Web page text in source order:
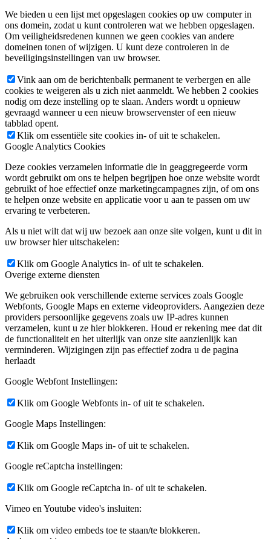
We bieden u een lijst met opgeslagen cookies op uw computer in
ons domein, zodat u kunt controleren wat we hebben opgeslagen.
Om veiligheidsredenen kunnen we geen cookies van andere
domeinen tonen of wijzigen. U kunt deze controleren in de
beveiligingsinstellingen van uw browser.
Vink aan om de berichtenbalk permanent te verbergen en alle
cookies te weigeren als u zich niet aanmeldt. We hebben 2 cookies
nodig om deze instelling op te slaan. Anders wordt u opnieuw
gevraagd wanneer u een nieuw browservenster of een nieuw
tabblad opent.
Klik om essentiële site cookies in- of uit te schakelen.
Google Analytics Cookies
Deze cookies verzamelen informatie die in geaggregeerde vorm
wordt gebruikt om ons te helpen begrijpen hoe onze website wordt
gebruikt of hoe effectief onze marketingcampagnes zijn, of om ons
te helpen onze website en applicatie voor u aan te passen om uw
ervaring te verbeteren.
Als u niet wilt dat wij uw bezoek aan onze site volgen, kunt u dit in
uw browser hier uitschakelen:
Klik om Google Analytics in- of uit te schakelen.
Overige externe diensten
We gebruiken ook verschillende externe services zoals Google
Webfonts, Google Maps en externe videoproviders. Aangezien deze
providers persoonlijke gegevens zoals uw IP-adres kunnen
verzamelen, kunt u ze hier blokkeren. Houd er rekening mee dat dit
de functionaliteit en het uiterlijk van onze site aanzienlijk kan
verminderen. Wijzigingen zijn pas effectief zodra u de pagina
herlaadt
Google Webfont Instellingen:
Klik om Google Webfonts in- of uit te schakelen.
Google Maps Instellingen:
Klik om Google Maps in- of uit te schakelen.
Google reCaptcha instellingen:
Klik om Google reCaptcha in- of uit te schakelen.
Vimeo en Youtube video's insluiten:
Klik om video embeds toe te staan/te blokkeren.